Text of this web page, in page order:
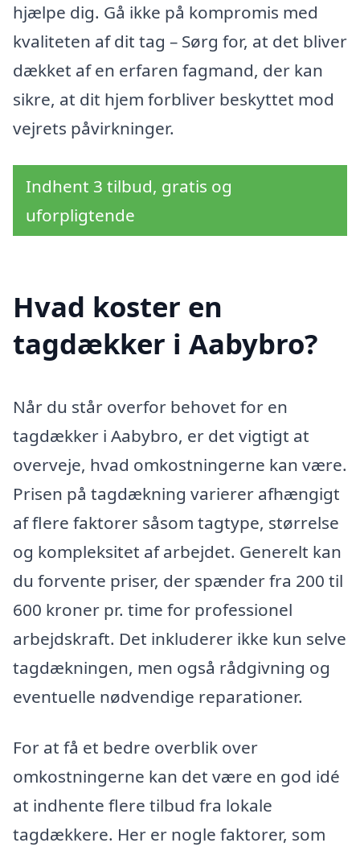
hjælpe dig. Gå ikke på kompromis med
kvaliteten af dit tag – Sørg for, at det bliver
dækket af en erfaren fagmand, der kan
sikre, at dit hjem forbliver beskyttet mod
vejrets påvirkninger.
Indhent 3 tilbud, gratis og
uforpligtende
Hvad koster en
tagdækker i Aabybro?
Når du står overfor behovet for en
tagdækker i Aabybro, er det vigtigt at
overveje, hvad omkostningerne kan være.
Prisen på tagdækning varierer afhængigt
af flere faktorer såsom tagtype, størrelse
og kompleksitet af arbejdet. Generelt kan
du forvente priser, der spænder fra 200 til
600 kroner pr. time for professionel
arbejdskraft. Det inkluderer ikke kun selve
tagdækningen, men også rådgivning og
eventuelle nødvendige reparationer.
For at få et bedre overblik over
omkostningerne kan det være en god idé
at indhente flere tilbud fra lokale
tagdækkere. Her er nogle faktorer, som